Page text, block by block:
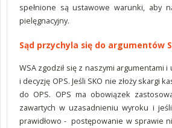
spełnione są ustawowe warunki, aby
pielęgnacyjny.
Sąd przychyla się do argumentów
WSA zgodził się z naszymi argumentami i
i decyzję OPS. Jeśli SKO nie złoży skargi
do OPS. OPS ma obowiązek
zawartych w uzasadnieniu wyroku i
prawidłowo - postępowanie w sprawie